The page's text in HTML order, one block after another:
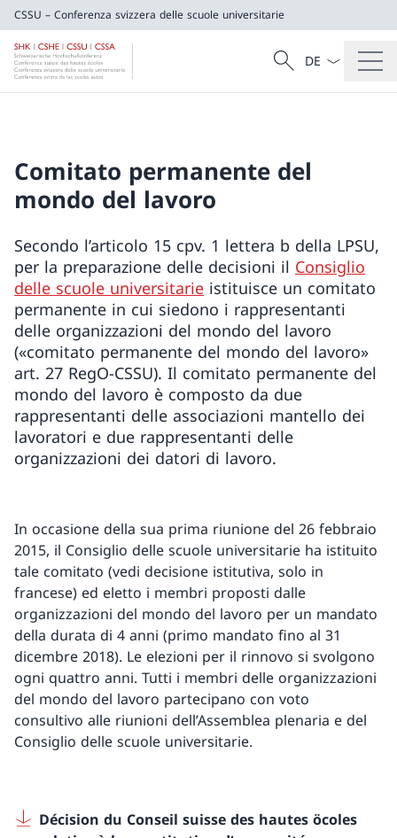
CSSU – Conferenza svizzera delle scuole universitarie
CSSU – Conferenza svizzera delle scuole
Cercare
Ricerca
Dal menu a
Comitato permanente del
mondo del lavoro
Secondo l’articolo 15 cpv. 1 lettera b della LPSU,
per la preparazione delle decisioni il Consiglio
delle scuole universitarie istituisce un comitato
permanente in cui siedono i rappresentanti
delle organizzazioni del mondo del lavoro
(«comitato permanente del mondo del lavoro»
art. 27 RegO-CSSU). Il comitato permanente del
mondo del lavoro è composto da due
rappresentanti delle associazioni mantello dei
lavoratori e due rappresentanti delle
organizzazioni dei datori di lavoro.
In occasione della sua prima riunione del 26 febbraio
2015, il Consiglio delle scuole universitarie ha istituito
tale comitato (vedi decisione istitutiva, solo in
francese) ed eletto i membri proposti dalle
organizzazioni del mondo del lavoro per un mandato
della durata di 4 anni (primo mandato fino al 31
dicembre 2018). Le elezioni per il rinnovo si svolgono
ogni quattro anni. Tutti i membri delle organizzazioni
del mondo del lavoro partecipano con voto
consultivo alle riunioni dell’Assemblea plenaria e del
Consiglio delle scuole universitarie.
Décision du Conseil suisse des hautes öcoles